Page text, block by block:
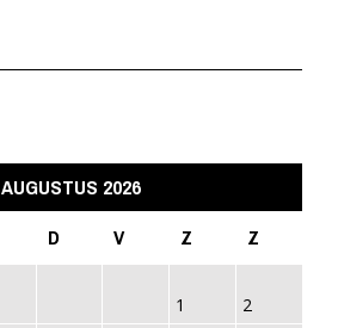
AUGUSTUS 2026
D V Z Z
1 2